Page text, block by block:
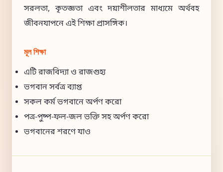
সরলতা, কৃতজ্ঞতা এবং দয়াশীলতার মাধ্যমে অর্থবহ
জীবনযাপনে এই শিক্ষা প্রাসঙ্গিক।
মূল শিক্ষা
এটি রাজবিদ্যা ও রাজগুহ্য
ভগবান সর্বত্র ব্যাপ্ত
সকল কর্ম ভগবানে অর্পণ করো
পত্র-পুষ্প-ফল-জল ভক্তি সহ অর্পণ করো
ভগবানের শরণে যাও